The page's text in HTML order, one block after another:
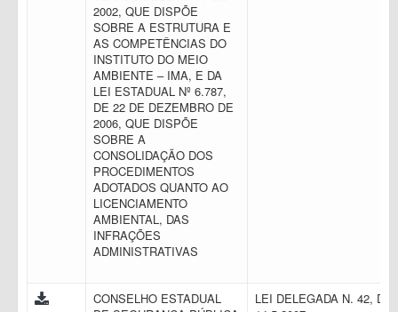
2002, QUE DISPÕE
SOBRE A ESTRUTURA E
AS COMPETÊNCIAS DO
INSTITUTO DO MEIO
AMBIENTE – IMA, E DA
LEI ESTADUAL Nº 6.787,
DE 22 DE DEZEMBRO DE
2006, QUE DISPÕE
SOBRE A
CONSOLIDAÇÃO DOS
PROCEDIMENTOS
ADOTADOS QUANTO AO
LICENCIAMENTO
AMBIENTAL, DAS
INFRAÇÕES
ADMINISTRATIVAS
CONSELHO ESTADUAL
LEI DELEGADA N. 42, DE